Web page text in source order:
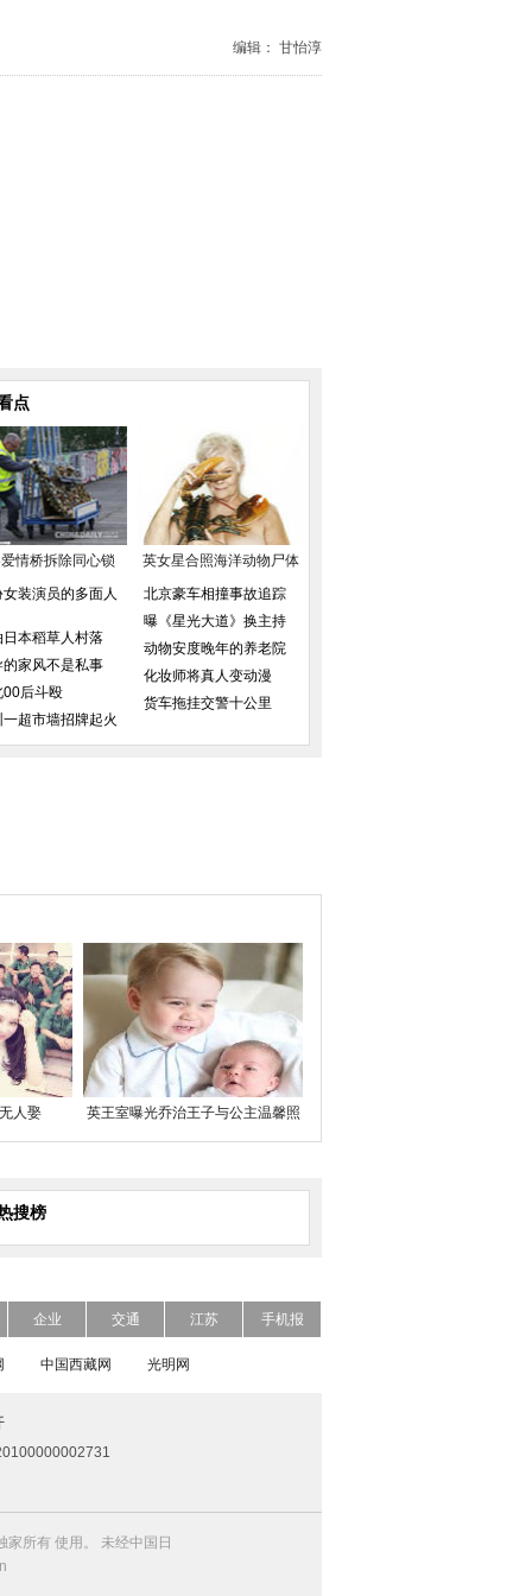
编辑： 甘怡淳
点
情桥拆除同心锁
英女星合照海洋动物尸体
女装演员的多面人
日本稻草人村落
的家风不是私事
00后斗殴
一超市墙招牌起火
北京豪车相撞事故追踪
曝《星光大道》换主持
动物安度晚年的养老院
化妆师将真人变动漫
货车拖挂交警十公里
人娶 英王室曝光乔治王子与公主温馨照
搜榜
企业 交通 江苏 手机报
中国西藏网 光明网
所有 使用。 未经中国日